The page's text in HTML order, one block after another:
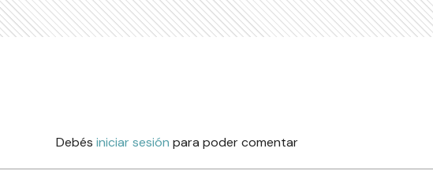
Debés iniciar sesión para poder comentar